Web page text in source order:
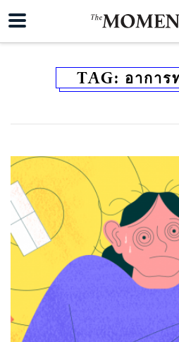
TAG: อาการ